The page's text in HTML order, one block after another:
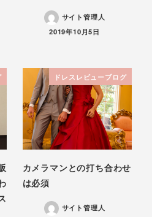
サイト管理人
投稿日
2019年10月5日
ドレスレビューブログ
カメラマンとの打ち合わせ
は必須
サイト管理人